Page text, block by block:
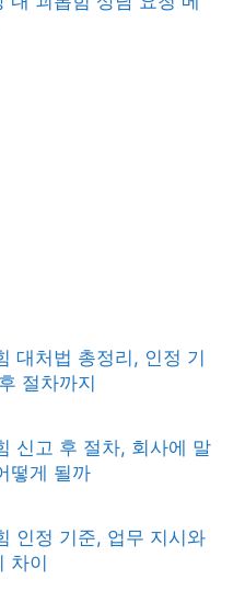
대처법 총정리, 인정 기
절차까지
신고 후 절차, 회사에 말
떻게 될까
인정 기준, 업무 지시와
차이